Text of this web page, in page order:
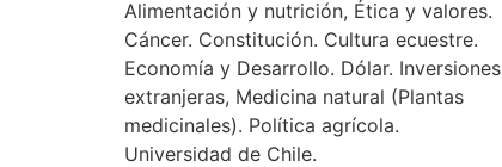
Alimentación y nutrición, Ética y valores.
Cáncer. Constitución. Cultura ecuestre.
Economía y Desarrollo. Dólar. Inversiones
extranjeras, Medicina natural (Plantas
medicinales). Política agrícola.
Universidad de Chile.